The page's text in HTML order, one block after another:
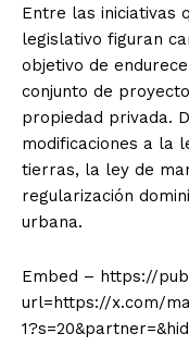
Entre las iniciativas
legislativo figuran
objetivo de
conjunto de
propiedad privada.
modificaciones a la
tierras, la ley de
regularización
urbana.
Embed – https://
url=https://x.com/